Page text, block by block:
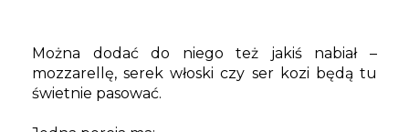
Można dodać do niego też jakiś nabiał –
mozzarellę, serek włoski czy ser kozi będą tu
świetnie pasować.